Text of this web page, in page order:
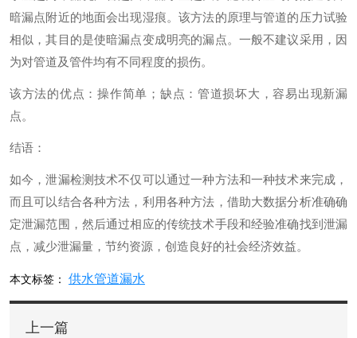
暗漏点附近的地面会出现湿痕。该方法的原理与管道的压力试验
相似，其目的是使暗漏点变成明亮的漏点。一般不建议采用，因
为对管道及管件均有不同程度的损伤。
该方法的优点：操作简单；缺点：管道损坏大，容易出现新漏
点。
结语：
如今，泄漏检测技术不仅可以通过一种方法和一种技术来完成，
而且可以结合各种方法，利用各种方法，借助大数据分析准确确
定泄漏范围，然后通过相应的传统技术手段和经验准确找到泄漏
点，减少泄漏量，节约资源，创造良好的社会经济效益。
本文标签： 供水管道漏水
上一篇